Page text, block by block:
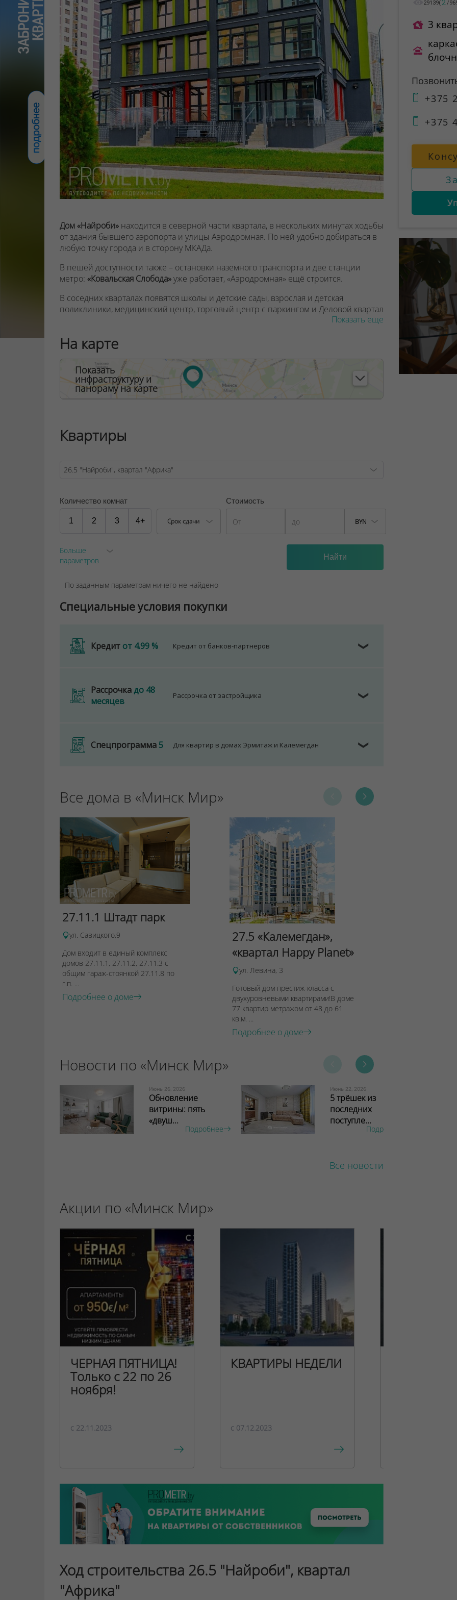
Дом «Найроби» находится в северной части квартала, в нескольких минутах ходьбы
от здания бывшего аэропорта и улицы Аэродромная. По ней удобно добираться в
любую точку города и в сторону МКАДа.
В пешей доступности также – остановки наземного транспорта и две станции
метро: «Ковальская Слобода»уже работает, «Аэродромная» ещё строится.
В соседних кварталах появятся школы и детские сады, взрослая и детская
поликлиники, медицинский центр, торговый центр с паркингом и Деловой квартал
МФЦ. Через дорогу от квартала «Африка» запроектирован шикарный парк с
домашних животных.
Новостройка «Найроби» возвышается на 18 этажей
. Площадь квартир – о
высота потолков
Вам не придётся выбирать между красотой и
комфортом. Здесь есть всё! Панорамные окна, свободные планировки,
комфортные лифты, один из которых – панорамный, а также дизайнерские лобби
Договор на оказание риэлтерских услуг № 447/6, от 04.09.2025
Показать еще
На карте
Показать
инфраструктуру и
панораму на карте
Квартиры
Количество комнат
1 2 3 4+ Срок сдачи
Стоимость
BYN
Больше
параметров
По заданным параметрам ничего не найдено
Специальные условия покупки
Кредит от 4.99 % Кредит от банков-партнеров ❯
Рассрочкадо 48
месяцев
Рассрочка от застройщика ❯
Спецпрограмма5 Для квартир в домах Эрмитаж и Калемегдан ❯
Все дома в «Минск Мир»
27.11.1 Штадт парк
ул. Савицкого,9
Дом входит в единый комплекс
домов 27.11.1, 27.11.2, 27.11.3 с
общим гараж-стоянкой 27.11.8 по
г.п. ...
Подробнее о доме
27.5 «Калемегдан»,
«квартал Happy Planet»
ул. Левина, 3
Готовый дом престиж-класса с
двухуровневыми квартирами!В доме
77 квартир метражом от 48 до 61
кв.м. ...
Подробнее о доме
Новости по «Минск Мир»
Июнь 26, 2026
Обновление
витрины: пять
«двуш...
Подробнее
Июнь 22, 2026
5 трёшек из
последних
поступле...
Подробнее
Все новости
Акции по «Минск Мир»
ЧЕРНАЯ ПЯТНИЦА!
Только с 22 по 26
ноября!
c 22.11.2023
КВАРТИРЫ НЕДЕЛИ
c 07.12.2023
Ход строительства 26.5 "Найроби", квартал
"Африка"
29139( 2 /
3
+375
+375